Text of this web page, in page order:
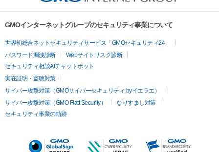
GMOインターネットグループのセキュリティ事業について
世界初総合ネットセキュリティサービス「GMOセキュリティ24」
パスワード漏洩診断
Webサイトリスク診断
セキュリティ相談AIチャットボット
実在証明・盗聴対策
サイバー攻撃対策（GMOサイバーセキュリティ byイエラエ）
サイバー攻撃対策（GMO Flatt Security）
なりすまし対策
セキュリティ事業の軌跡